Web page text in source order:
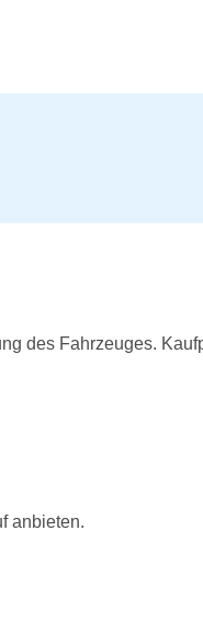
des Fahrzeuges.
anbieten.